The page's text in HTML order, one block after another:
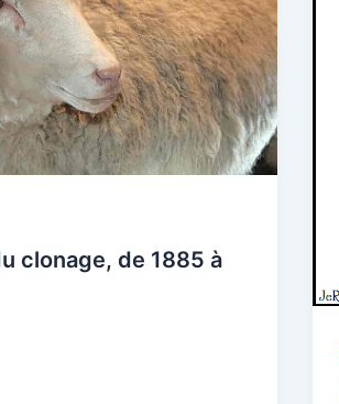
clonage, de 1885 à